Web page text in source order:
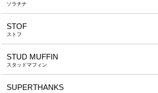
ソラチナ
STOF
ストフ
STUD MUFFIN
スタッドマフィン
SUPERTHANKS